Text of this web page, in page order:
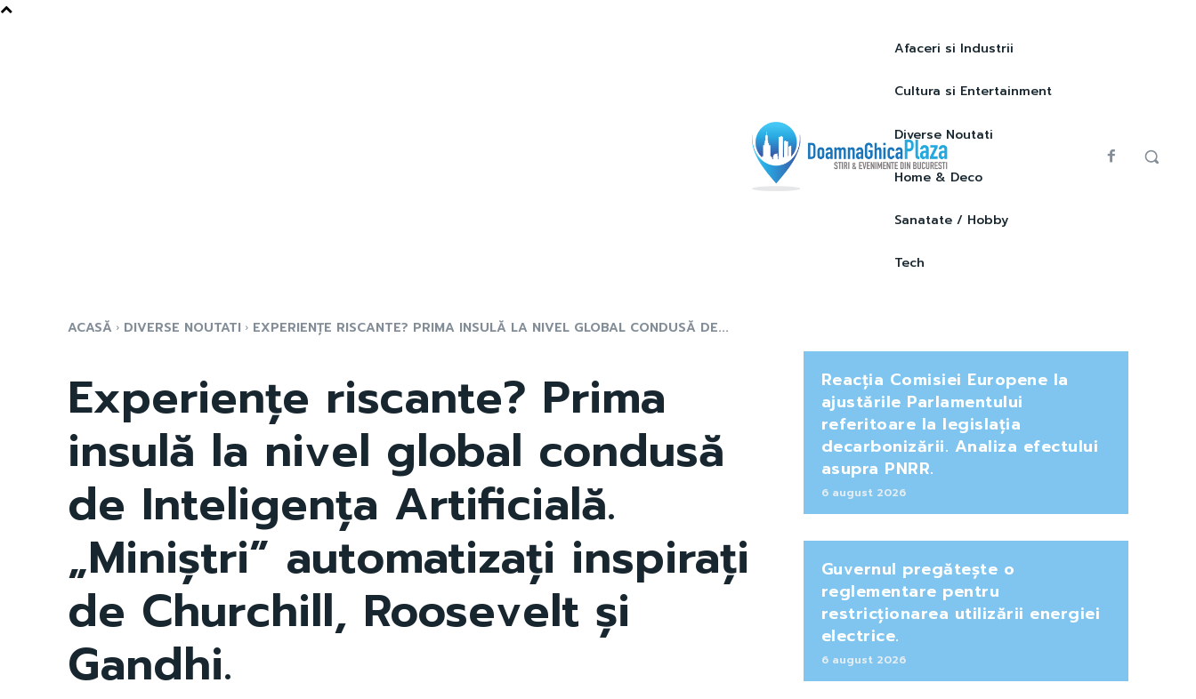
Afaceri si Industrii
Cultura si Entertainment
Diverse Noutati
Home & Deco
Sanatate / Hobby
Tech
ACASĂ DIVERSE NOUTATI EXPERIENȚE RISCANTE? PRIMA INSULĂ LA NIVEL GLOBAL CONDUSĂ DE...
Experiențe riscante? Prima
insulă la nivel global condusă
de Inteligența Artificială.
„Miniștri” automatizați inspirați
de Churchill, Roosevelt și
Gandhi.
Reacția Comisiei Europene la
ajustările Parlamentului
referitoare la legislația
decarbonizării. Analiza efectului
asupra PNRR.
6 august 2026
Guvernul pregătește o
reglementare pentru
restricționarea utilizării energiei
electrice.
6 august 2026